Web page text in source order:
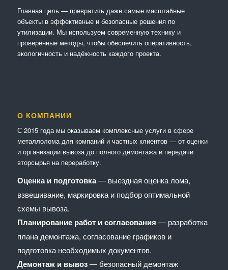
Главная цель — превратить даже самые масштабные
объекты в эффективные и безопасные решения по
утилизации. Мы используем современную технику и
проверенные методы, чтобы обеспечить оперативность,
экологичность и надёжность каждого проекта.
О КОМПАНИИ
С 2015 года мы оказываем комплексные услуги в сфере
металлолома для компаний и частных клиентов — от оценки
и организации вывоза до полного демонтажа и передачи
вторсырья на переработку.
Оценка и подготовка— выездная оценка лома,
взвешивание, маркировка и подбор оптимальной
схемы вывоза.
Планирование работ и согласования — разработка
плана демонтажа, согласование графиков и
подготовка необходимых документов.
Демонтаж и вывоз— безопасный демонтаж